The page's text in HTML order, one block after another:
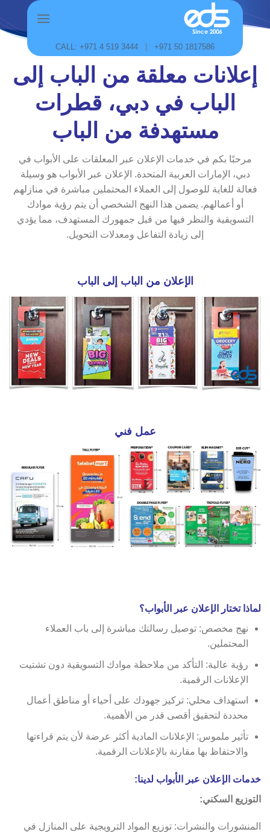
to
CALL: +971 4 519 3444 |+971 50 1817586
إعلانات معلقة من الباب إلى
الباب في دبي، قطرات
مستهدفة من الباب
مرحبًا بكم في خدمات الإعلان عبر المعلقات على الأبواب في
دبي، الإمارات العربية المتحدة. الإعلان عبر الأبواب هو وسيلة
فعالة للغاية للوصول إلى العملاء المحتملين مباشرة في منازلهم
أو أعمالهم. يضمن هذا النهج الشخصي أن يتم رؤية موادك
التسويقية والنظر فيها من قبل جمهورك المستهدف، مما يؤدي
إلى زيادة التفاعل ومعدلات التحويل.
الإعلان من الباب إلى الباب
عمل فني
لماذا تختار الإعلان عبر الأبواب؟
نهج مخصص: توصيل رسالتك مباشرة إلى باب العملاء
المحتملين.
رؤية عالية: التأكد من ملاحظة موادك التسويقية دون تشتيت
الإعلانات الرقمية.
استهداف محلي: تركيز جهودك على أحياء أو مناطق أعمال
محددة لتحقيق أقصى قدر من الأهمية.
تأثير ملموس: الإعلانات المادية أكثر عرضة لأن يتم قراءتها
والاحتفاظ بها مقارنة بالإعلانات الرقمية.
خدمات الإعلان عبر الأبواب لدينا:
التوزيع السكني:
المنشورات والنشرات: توزيع المواد الترويجية على المنازل في